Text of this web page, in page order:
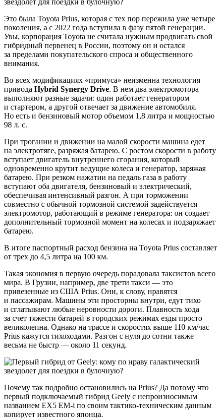
Это была Toyota Prius, которая с тех пор пережила уже четыре
поколения, а с 2022 года вступила в фазу пятой генерации.
Увы, корпорация Toyota не считала нужным продвигать свой
гибридный первенец в России, поэтому он и остался
за пределами покупательского спроса и общественного
внимания.
Во всех модификациях «примуса» неизменна технология
привода Hybrid Synergy Drive. В нем два электромотора
выполняют разные задачи: один работает генератором
и стартером, а другой отвечает за движение автомобиля.
Но есть и бензиновый мотор объемом 1,8 литра и мощностью
98 л. с.
При трогании и движении на малой скорости машина едет
на электротяге, разряжая батарею. С ростом скорости в работу
вступает двигатель внутреннего сгорания, который
одновременно крутит ведущие колеса и генератор, заряжая
батарею. При резком нажатии на педаль газа в работу
вступают оба двигателя, бензиновый и электрический,
обеспечивая интенсивный разгон. А при торможении
совместно с обычной тормозной системой задействуется
электромотор, работающий в режиме генератора: он создает
дополнительный тормозной момент на колесах и подзаряжает
батарею.
В итоге паспортный расход бензина на Toyota Prius составляет
от трех до 4,5 литра на 100 км.
Такая экономия в первую очередь порадовала таксистов всего
мира. В Грузии, например, две трети такси — это
привезенные из США Prius. Они, к слову, нравятся
и пассажирам. Машины эти просторны внутри, едут тихо
и сглатывают любые неровности дороги. Плавность хода
за счет тяжести батарей в городских режимах езды просто
великолепна. Однако на трассе и скоростях выше 110 км/час
Prius кажутся тихоходами. Разгон с нуля до сотни также
весьма не быстр — около 11 секунд.
Почему так подробно остановились на Prius? Да потому что
первый подключаемый гибрид Geely с непроизносимым
названием EX5 EM-i по своим тактико-техническим данным
копирует известного японца.